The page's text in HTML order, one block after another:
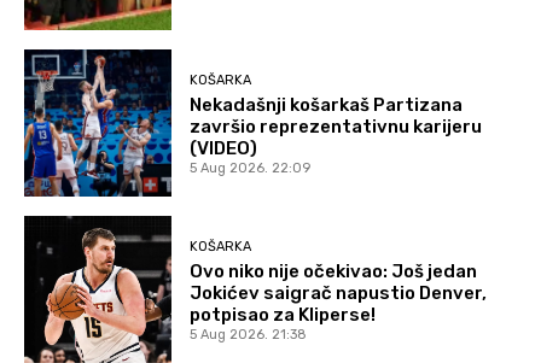
KOŠARKA
Nekadašnji košarkaš Partizana
završio reprezentativnu karijeru
(VIDEO)
5 Aug 2026. 22:09
KOŠARKA
Ovo niko nije očekivao: Još jedan
Jokićev saigrač napustio Denver,
potpisao za Kliperse!
5 Aug 2026. 21:38